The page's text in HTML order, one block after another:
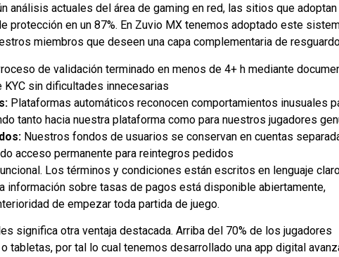
análisis actuales del área de gaming en red, las sitios que adoptan
protección en un 87%. En Zuvio MX tenemos adoptado este
miembros que deseen una capa complementaria de
de validación terminado en menos de 4+ h mediante
sin dificultades innecesarias
Plataformas automáticos reconocen comportamientos inusuales
tanto hacia nuestra plataforma como para nuestros jugadores
Nuestros fondos de usuarios se conservan en cuentas
acceso permanente para reintegros pedidos
Los términos y condiciones están escritos en lenguaje
información sobre tasas de pagos está disponible abiertamente,
de empezar toda partida de juego.
significa otra ventaja destacada. Arriba del 70% de los jugadores
tabletas, por tal lo cual tenemos desarrollado una app digital